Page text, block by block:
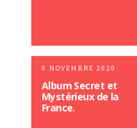
9 NOVEMBRE 2020
Album Secret et
Mystérieux de la
France.